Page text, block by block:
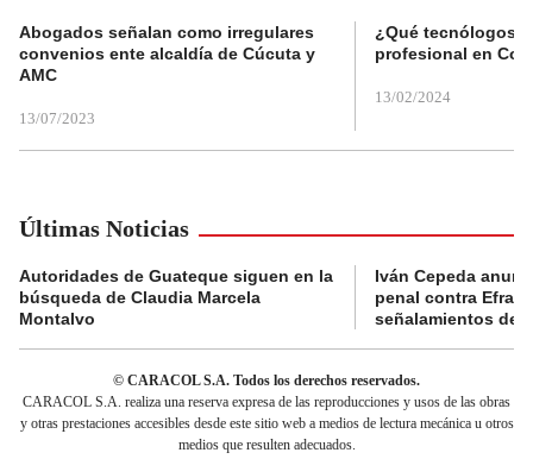
Abogados señalan como irregulares
convenios ente alcaldía de Cúcuta y
AMC
13/07/2023
¿Qué tecnólogos
profesional en
13/02/2024
Últimas Noticias
Autoridades de Guateque siguen en la
búsqueda de Claudia Marcela
Montalvo
Iván Cepeda
penal contra
señalamientos de
© CARACOL S.A. Todos los derechos reservados.
CARACOL S.A. realiza una reserva expresa de las reproducciones y usos de las obras
y otras prestaciones accesibles desde este sitio web a medios de lectura mecánica u otros
medios que resulten adecuados.